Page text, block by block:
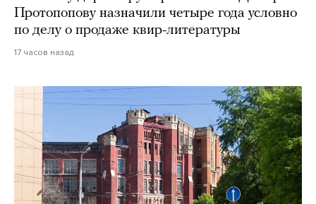
Протопопову назначили четыре года условно
по делу о продаже квир-литературы
17 часов назад